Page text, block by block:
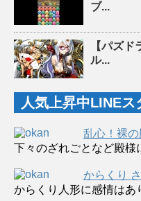
ブ...
【パズ
ル...
人気上昇中LINEス
乱心！裸の
下々のざれごとなど殿様
からくり
からくり人形に感情は